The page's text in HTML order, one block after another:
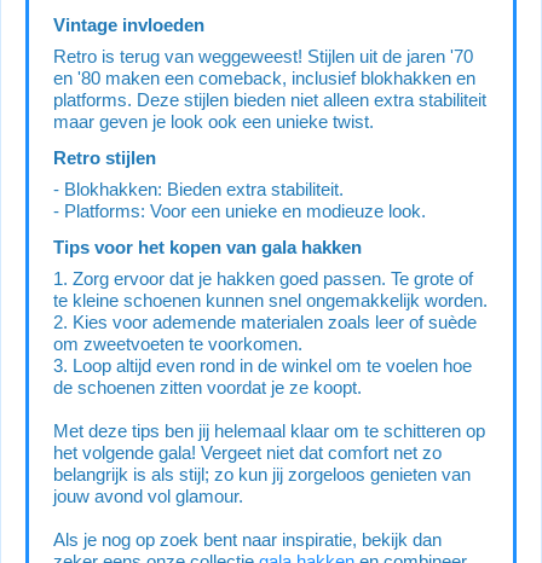
Vintage invloeden
Retro is terug van weggeweest! Stijlen uit de jaren '70
en '80 maken een comeback, inclusief blokhakken en
platforms. Deze stijlen bieden niet alleen extra stabiliteit
maar geven je look ook een unieke twist.
Retro stijlen
- Blokhakken: Bieden extra stabiliteit.
- Platforms: Voor een unieke en modieuze look.
Tips voor het kopen van gala hakken
1. Zorg ervoor dat je hakken goed passen. Te grote of
te kleine schoenen kunnen snel ongemakkelijk worden.
2. Kies voor ademende materialen zoals leer of suède
om zweetvoeten te voorkomen.
3. Loop altijd even rond in de winkel om te voelen hoe
de schoenen zitten voordat je ze koopt.
Met deze tips ben jij helemaal klaar om te schitteren op
het volgende gala! Vergeet niet dat comfort net zo
belangrijk is als stijl; zo kun jij zorgeloos genieten van
jouw avond vol glamour.
Als je nog op zoek bent naar inspiratie, bekijk dan